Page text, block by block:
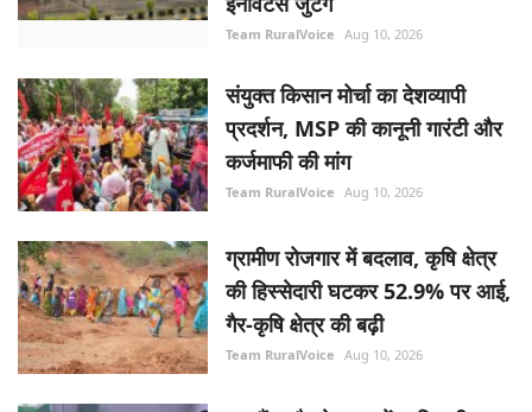
Team RuralVoice Aug 10, 2026
संयुक्त किसान मोर्चा का देशव्यापी
प्रदर्शन, MSP की कानूनी गारंटी और
कर्जमाफी की मांग
Team RuralVoice Aug 10, 2026
ग्रामीण रोजगार में बदलाव, कृषि क्षेत्र
की हिस्सेदारी घटकर 52.9% पर आई,
गैर-कृषि क्षेत्र की बढ़ी
Team RuralVoice Aug 10, 2026